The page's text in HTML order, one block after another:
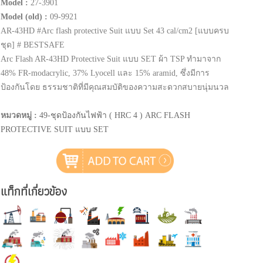
Model : 27-3901
Model (old) : 09-9921
AR-43HD #Arc flash protective Suit แบบ Set 43 cal/cm2 [แบบครบ
ชุด] # BESTSAFE
Arc Flash AR-43HD Protective Suit แบบ SET ผ้า TSP ทำมาจาก
48% FR-modacrylic, 37% Lyocell และ 15% aramid, ซึ่งมีการ
ป้องกันโดย ธรรมชาติที่มีคุณสมบัติของความสะดวกสบายนุ่มนวล
หมวดหมู่ : 49-ชุดป้องกันไฟฟ้า ( HRC 4 ) ARC FLASH
PROTECTIVE SUIT แบบ SET
แท็กที่เกี่ยวข้อง